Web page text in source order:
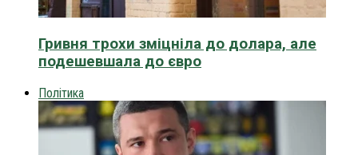
Гривня трохи зміцніла до долара, але
подешевшала до євро
Політика